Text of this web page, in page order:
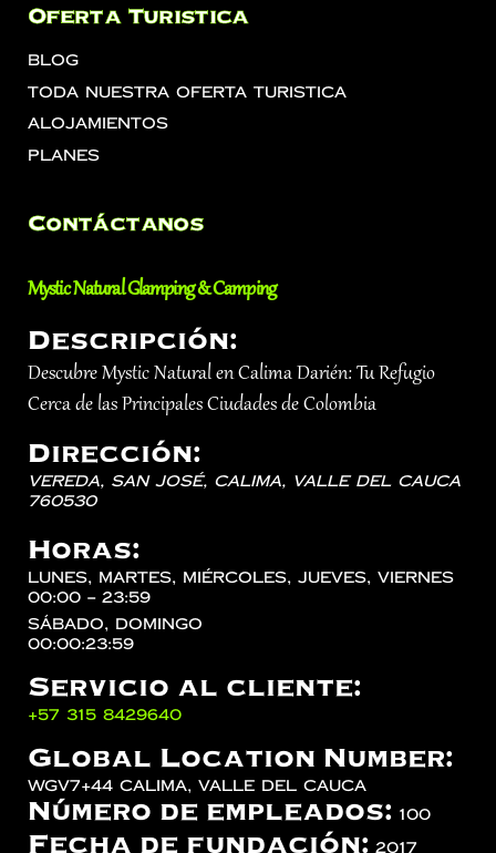
Oferta Turistica
Blog
Toda Nuestra Oferta Turistica
Alojamientos
Planes
Contáctanos
Mystic Natural Glamping & Camping
Descripción:
Descubre Mystic Natural en Calima Darién: Tu Refugio
Cerca de las Principales Ciudades de Colombia
Dirección:
Vereda, San José, Calima, Valle del Cauca
760530
Horas:
lunes, martes, miércoles, jueves, viernes
00:00 – 23:59
sábado, domingo
00:00:23:59
Servicio al cliente:
‪+57 315 8429640‬
Global Location Number:
WGV7+44 Calima, Valle del Cauca
Número de empleados: 100
Fecha de fundación: 2017